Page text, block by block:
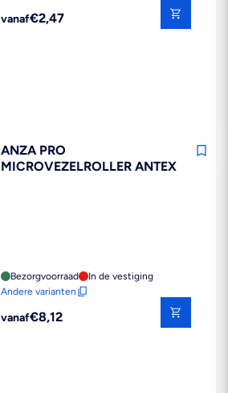
Reguliere
vanaf€2,47
ANZA PRO
MICROVEZELROLLER ANTEX
Bezorgvoorraad
In de vestiging
Andere varianten
Reguliere
vanaf€8,12